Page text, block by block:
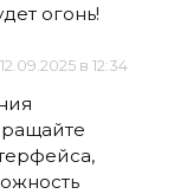
огонь!
12.09.2025 в 12:34